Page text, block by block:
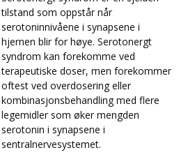
tilstand som oppstår når
serotoninnivåene i synapsene i
hjernen blir for høye. Serotonergt
syndrom kan forekomme ved
terapeutiske doser, men forekommer
oftest ved overdosering eller
kombinasjonsbehandling med flere
legemidler som øker mengden
serotonin i synapsene i
sentralnervesystemet.